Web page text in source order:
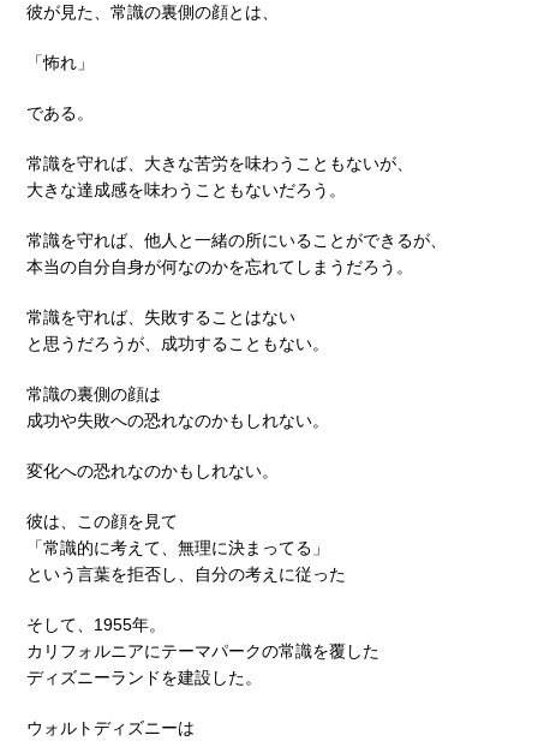
彼が見た、常識の裏側の顔とは、
「怖れ」
である。
常識を守れば、大きな苦労を味わうこともないが、
大きな達成感を味わうこともないだろう。
常識を守れば、他人と一緒の所にいることができるが、
本当の自分自身が何なのかを忘れてしまうだろう。
常識を守れば、失敗することはない
と思うだろうが、成功することもない。
常識の裏側の顔は
成功や失敗への恐れなのかもしれない。
変化への恐れなのかもしれない。
彼は、この顔を見て
「常識的に考えて、無理に決まってる」
という言葉を拒否し、自分の考えに従った
そして、1955年。
カリフォルニアにテーマパークの常識を覆した
ディズニーランドを建設した。
ウォルトディズニーは